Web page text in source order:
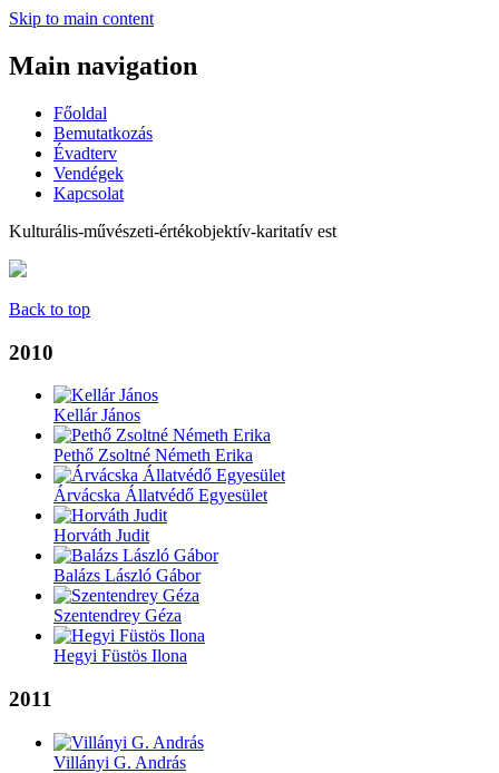
Skip to main content
Main navigation
Főoldal
Bemutatkozás
Évadterv
Vendégek
Kapcsolat
Kulturális-művészeti-értékobjektív-karitatív est
Back to top
2010
Kellár János
Pethő Zsoltné Németh Erika
Árvácska Állatvédő Egyesület
Horváth Judit
Balázs László Gábor
Szentendrey Géza
Hegyi Füstös Ilona
2011
Villányi G. András